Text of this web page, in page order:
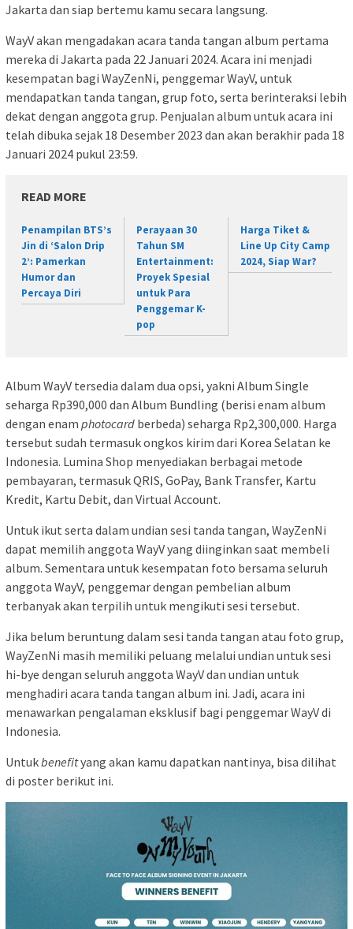
Jakarta dan siap bertemu kamu secara langsung.
WayV akan mengadakan acara tanda tangan album pertama
mereka di Jakarta pada 22 Januari 2024. Acara ini menjadi
kesempatan bagi WayZenNi, penggemar WayV, untuk
mendapatkan tanda tangan, grup foto, serta berinteraksi lebih
dekat dengan anggota grup. Penjualan album untuk acara ini
telah dibuka sejak 18 Desember 2023 dan akan berakhir pada 18
Januari 2024 pukul 23:59.
READ MORE
Penampilan BTS’s
Jin di ‘Salon Drip
2’: Pamerkan
Humor dan
Percaya Diri
Perayaan 30
Tahun SM
Entertainment:
Proyek Spesial
untuk Para
Penggemar K-
pop
Harga Tiket &
Line Up City Camp
2024, Siap War?
Album WayV tersedia dalam dua opsi, yakni Album Single
seharga Rp390,000 dan Album Bundling (berisi enam album
dengan enam photocard berbeda) seharga Rp2,300,000. Harga
tersebut sudah termasuk ongkos kirim dari Korea Selatan ke
Indonesia. Lumina Shop menyediakan berbagai metode
pembayaran, termasuk QRIS, GoPay, Bank Transfer, Kartu
Kredit, Kartu Debit, dan Virtual Account.
Untuk ikut serta dalam undian sesi tanda tangan, WayZenNi
dapat memilih anggota WayV yang diinginkan saat membeli
album. Sementara untuk kesempatan foto bersama seluruh
anggota WayV, penggemar dengan pembelian album
terbanyak akan terpilih untuk mengikuti sesi tersebut.
Jika belum beruntung dalam sesi tanda tangan atau foto grup,
WayZenNi masih memiliki peluang melalui undian untuk sesi
hi-bye dengan seluruh anggota WayV dan undian untuk
menghadiri acara tanda tangan album ini. Jadi, acara ini
menawarkan pengalaman eksklusif bagi penggemar WayV di
Indonesia.
Untukbenefityang akan kamu dapatkan nantinya, bisa dilihat
di poster berikut ini.